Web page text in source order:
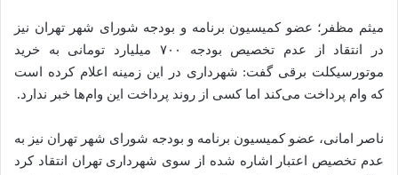
میثم مظفر؛ عضو کمیسیون برنامه و بودجه شورای شهر تهران نیز
در انتقاد از عدم تخصیص بودجه ۷۰۰ میلیارد تومانی به خرید
موتورسیکلت برقی گفت: شهرداری در این زمینه اعلام کرده است
که وام پرداخت می‌کند اما کسی از روند پرداخت این وام‌ها خبر ندارد.
ناصر امانی، عضو کمیسیون برنامه و بودجه شورای شهر تهران نیز به
عدم تخصیص اعتبار اشاره شده از سوی شهرداری تهران انتقاد کرد